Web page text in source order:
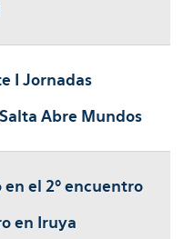
I Jornadas
Abre Mundos
en el 2º encuentro
en Iruya